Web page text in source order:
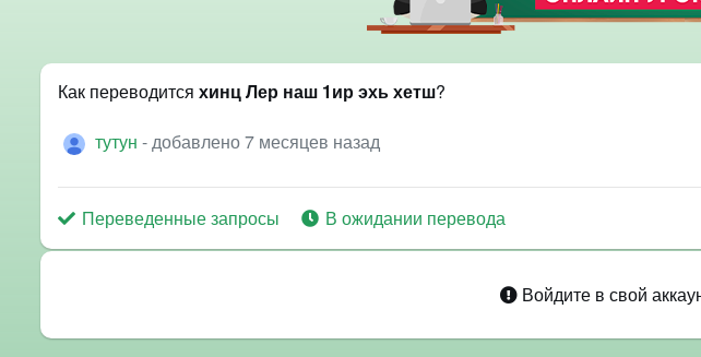
Как переводится хинц Лер наш 1ир эхь хетш?
тутун - добавлено 7 месяцев назад
Переведенные запросы В ожидании перевода
Войдите в свой